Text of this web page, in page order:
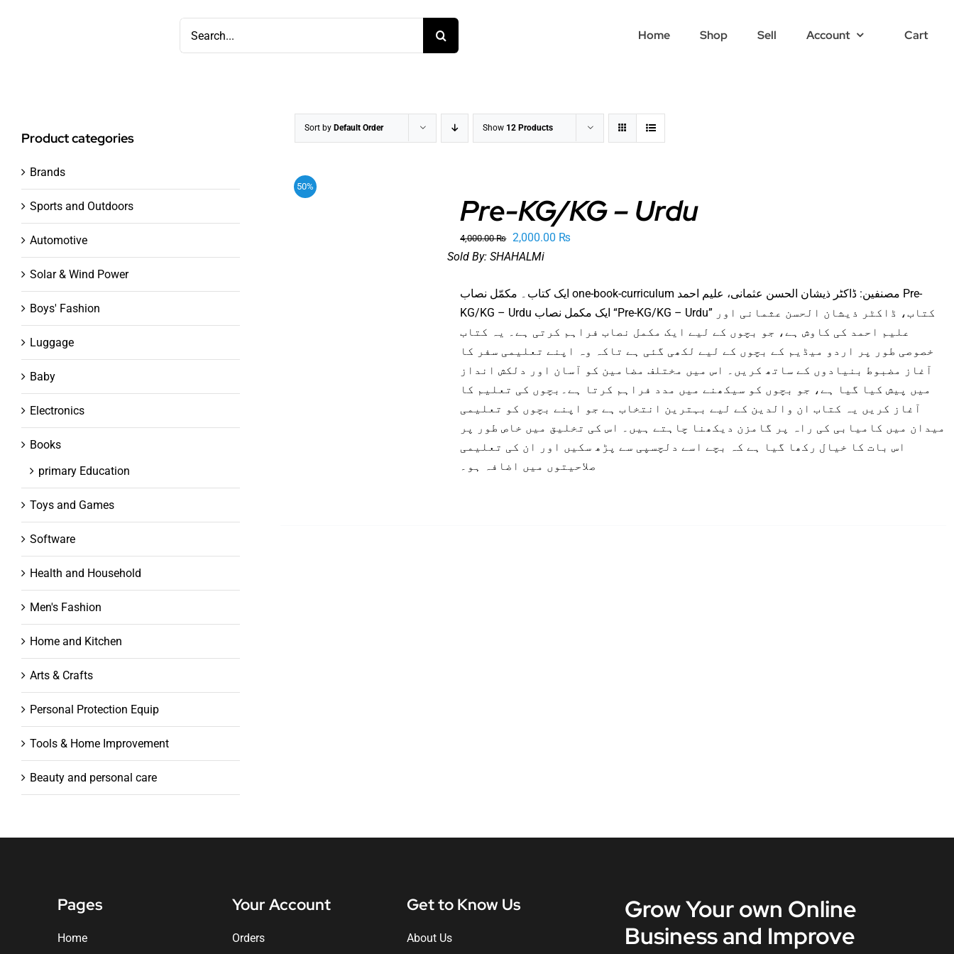
Home Shop Sell Account Cart
Sort by Default Order Show 12 Products
50%
Pre-KG/KG – Urdu
4,000.00₨ Original
price
4,000.00 ₨.
2,000.00 ₨
2,000.00 ₨.
Sold By: SHAHALMi
ایک کتاب۔ مکمّل نصاب one-book-curriculum مصنفین: ڈاکٹر ذیشان الحسن عثمانی، علیم احمد Pre-
KG/KG – Urdu ایک مکمل نصاب “Pre-KG/KG – Urdu” کتاب، ڈاکٹر ذیشان الحسن عثمانی اور
علیم احمد کی کاوش ہے، جو بچوں کے لیے ایک مکمل نصاب فراہم کرتی ہے۔ یہ کتاب
خصوصی طور پر اردو میڈیم کے بچوں کے لیے لکھی گئی ہے تاکہ وہ اپنے تعلیمی سفر کا
آغاز مضبوط بنیادوں کے ساتھ کریں۔ اس میں مختلف مضامین کو آسان اور دلکش انداز
میں پیش کیا گیا ہے، جو بچوں کو سیکھنے میں مدد فراہم کرتا ہے۔بچوں کی تعلیم کا
آغاز کریں یہ کتاب ان والدین کے لیے بہترین انتخاب ہے جو اپنے بچوں کو تعلیمی
میدان میں کامیابی کی راہ پر گامزن دیکھنا چاہتے ہیں۔ اس کی تخلیق میں خاص طور پر
اس بات کا خیال رکھا گیا ہے کہ بچے اسے دلچسپی سے پڑھ سکیں اور ان کی تعلیمی
صلاحیتوں میں اضافہ ہو۔
Product categories
Brands
Sports and Outdoors
Automotive
Solar & Wind Power
Boys' Fashion
Luggage
Baby
Electronics
Books
primary Education
Toys and Games
Software
Health and Household
Men's Fashion
Home and Kitchen
Arts & Crafts
Personal Protection Equip
Tools & Home Improvement
Beauty and personal care
Pages
Home
Your Account
Orders
Get to Know Us
About Us
Grow Your own Online
Business and Improve